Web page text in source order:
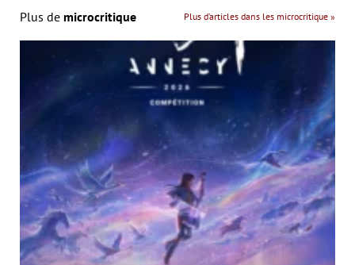
Plus de microcritique Plus d’articles dans les microcritique »